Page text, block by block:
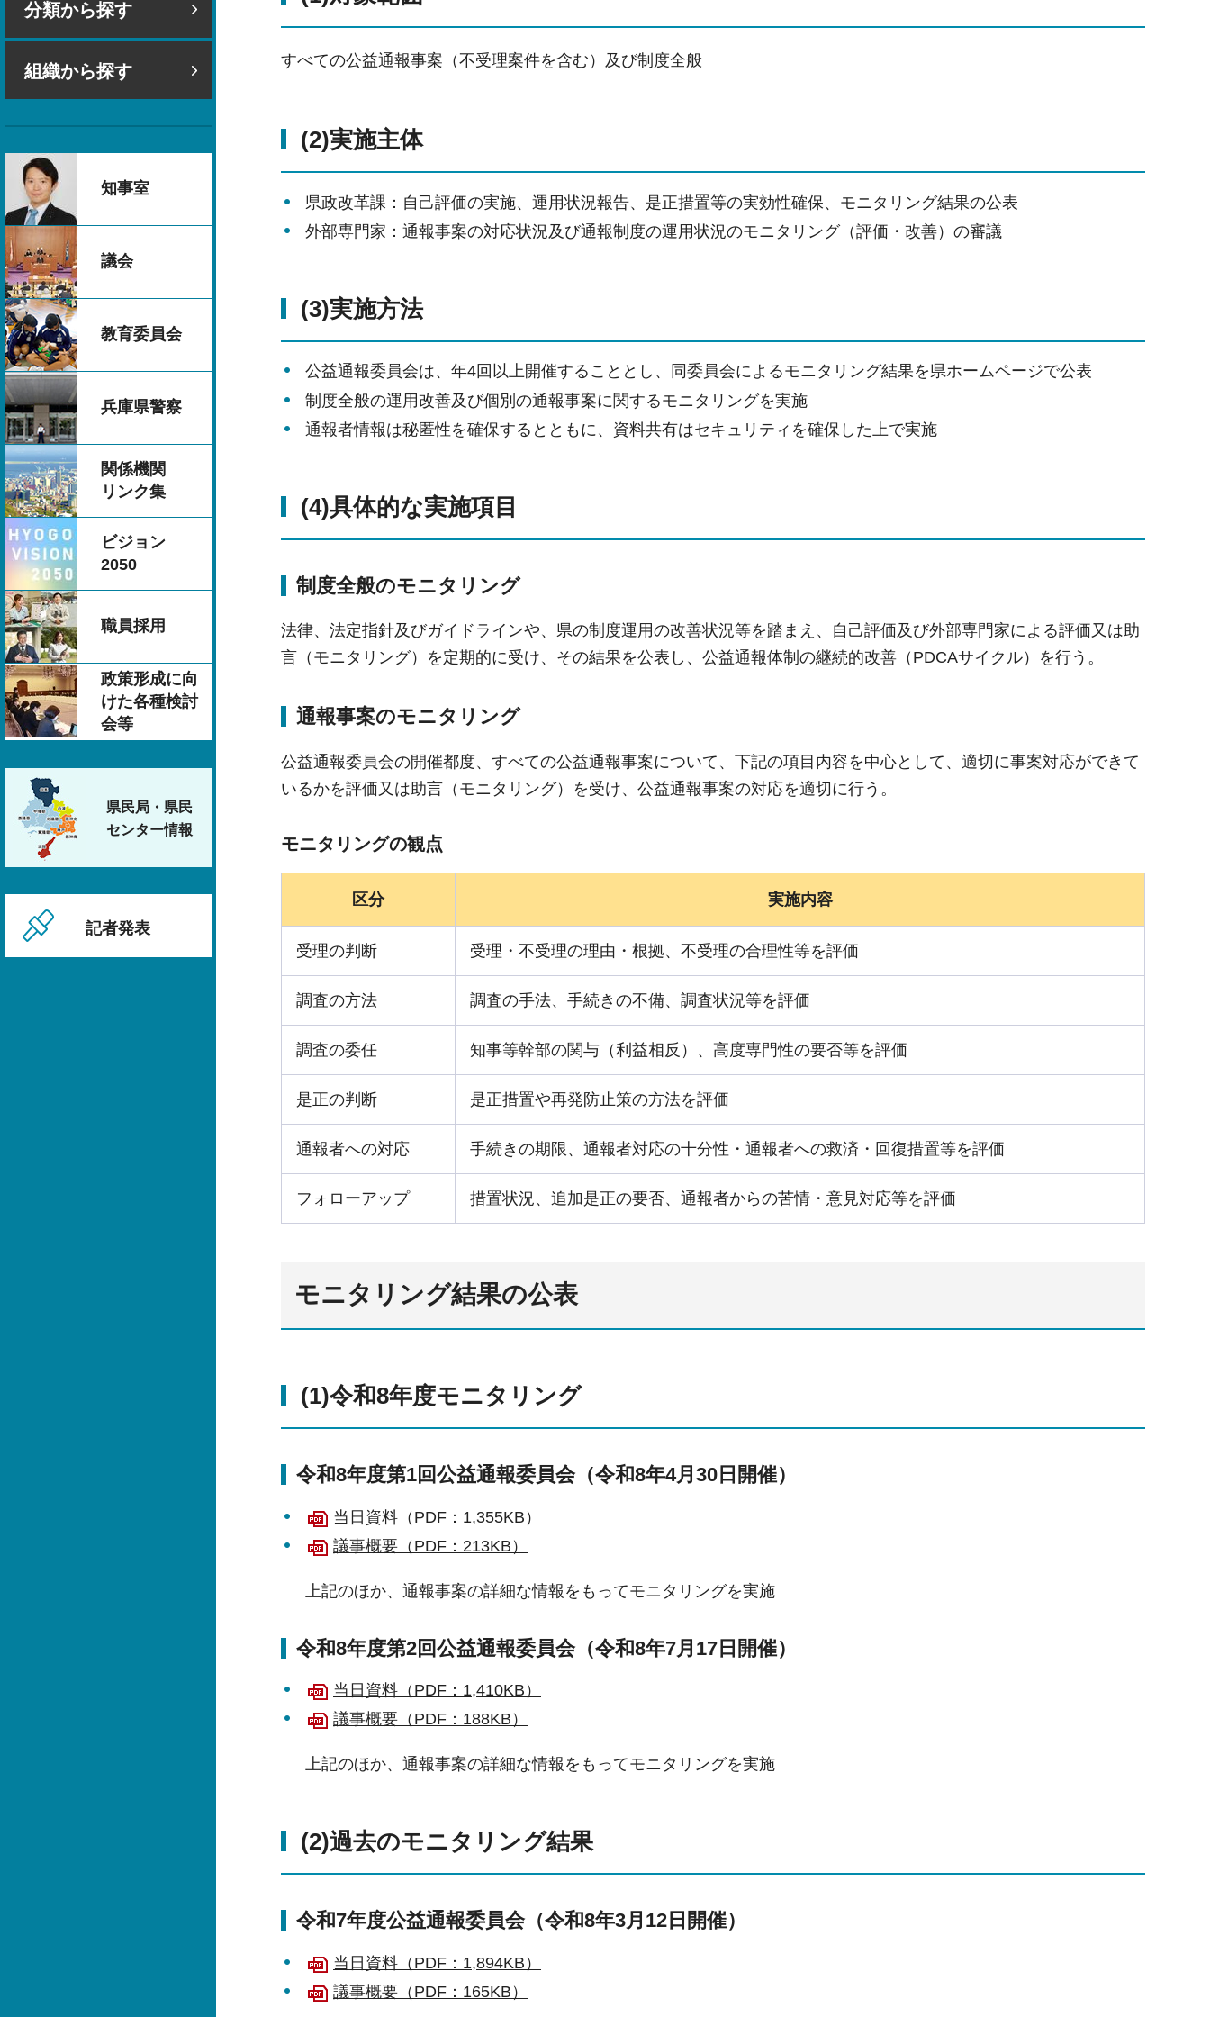
分類から探す
組織から探す
知事室
議会
教育委員会
兵庫県警察
関係機関
リンク集
ビジョン
2050
職員採用
政策形成に向
けた各種検討
会等
県民局・県民
センター情報
記者発表
すべての公益通報事案（不受理案件を含む）及び制度全般
(2)実施主体
県政改革課：自己評価の実施、運用状況報告、是正措置等の実効性確保、モニタリング結果の公表
外部専門家：通報事案の対応状況及び通報制度の運用状況のモニタリング（評価・改善）の審議
(3)実施方法
公益通報委員会は、年4回以上開催することとし、同委員会によるモニタリング結果を県ホームページで公表
制度全般の運用改善及び個別の通報事案に関するモニタリングを実施
通報者情報は秘匿性を確保するとともに、資料共有はセキュリティを確保した上で実施
(4)具体的な実施項目
制度全般のモニタリング
法律、法定指針及びガイドラインや、県の制度運用の改善状況等を踏まえ、自己評価及び外部専門家による評価又は助
言（モニタリング）を定期的に受け、その結果を公表し、公益通報体制の継続的改善（PDCAサイクル）を行う。
通報事案のモニタリング
公益通報委員会の開催都度、すべての公益通報事案について、下記の項目内容を中心として、適切に事案対応ができて
いるかを評価又は助言（モニタリング）を受け、公益通報事案の対応を適切に行う。
モニタリングの観点
区分 実施内容
受理の判断 受理・不受理の理由・根拠、不受理の合理性等を評価
調査の方法 調査の手法、手続きの不備、調査状況等を評価
調査の委任 知事等幹部の関与（利益相反）、高度専門性の要否等を評価
是正の判断 是正措置や再発防止策の方法を評価
通報者への対応 手続きの期限、通報者対応の十分性・通報者への救済・回復措置等を評価
フォローアップ 措置状況、追加是正の要否、通報者からの苦情・意見対応等を評価
モニタリング結果の公表
(1)令和8年度モニタリング
令和8年度第1回公益通報委員会（令和8年4月30日開催）
当日資料（PDF：1,355KB）
議事概要（PDF：213KB）
上記のほか、通報事案の詳細な情報をもってモニタリングを実施
令和8年度第2回公益通報委員会（令和8年7月17日開催）
当日資料（PDF：1,410KB）
議事概要（PDF：188KB）
上記のほか、通報事案の詳細な情報をもってモニタリングを実施
(2)過去のモニタリング結果
令和7年度公益通報委員会（令和8年3月12日開催）
当日資料（PDF：1,894KB）
議事概要（PDF：165KB）